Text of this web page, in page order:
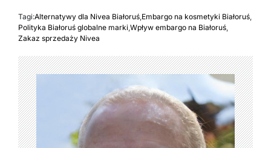
Tagi:Alternatywy dla Nivea Białoruś Embargo na kosmetyki Białoruś
Polityka Białoruś globalne marki Wpływ embargo na Białoruś
Zakaz sprzedaży Nivea